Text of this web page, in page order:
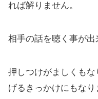
れば解りません。
相手の話を聴く事が
押しつけがましくも
げるきっかけにもなり